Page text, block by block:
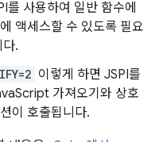
를 사용하여 일반 함수에
액세스할 수 있도록 필요
.
이렇게 하면 JSPI를
가져오기와 상호
이 호출됩니다.